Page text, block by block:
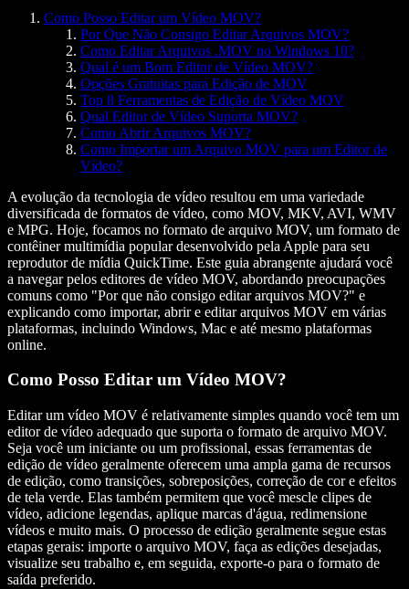
Como Posso Editar um Vídeo MOV?
Por Que Não Consigo Editar Arquivos MOV?
Como Editar Arquivos .MOV no Windows 10?
Qual é um Bom Editor de Vídeo MOV?
Opções Gratuitas para Edição de MOV
Top 8 Ferramentas de Edição de Vídeo MOV
Qual Editor de Vídeo Suporta MOV?
Como Abrir Arquivos MOV?
Como Importar um Arquivo MOV para um Editor de
Vídeo?
A evolução da tecnologia de vídeo resultou em uma variedade
diversificada de formatos de vídeo, como MOV, MKV, AVI, WMV
e MPG. Hoje, focamos no formato de arquivo MOV, um formato de
contêiner multimídia popular desenvolvido pela Apple para seu
reprodutor de mídia QuickTime. Este guia abrangente ajudará você
a navegar pelos editores de vídeo MOV, abordando preocupações
comuns como "Por que não consigo editar arquivos MOV?" e
explicando como importar, abrir e editar arquivos MOV em várias
plataformas, incluindo Windows, Mac e até mesmo plataformas
online.
Como Posso Editar um Vídeo MOV?
Editar um vídeo MOV é relativamente simples quando você tem um
editor de vídeo adequado que suporta o formato de arquivo MOV.
Seja você um iniciante ou um profissional, essas ferramentas de
edição de vídeo geralmente oferecem uma ampla gama de recursos
de edição, como transições, sobreposições, correção de cor e efeitos
de tela verde. Elas também permitem que você mescle clipes de
vídeo, adicione legendas, aplique marcas d'água, redimensione
vídeos e muito mais. O processo de edição geralmente segue estas
etapas gerais: importe o arquivo MOV, faça as edições desejadas,
visualize seu trabalho e, em seguida, exporte-o para o formato de
saída preferido.